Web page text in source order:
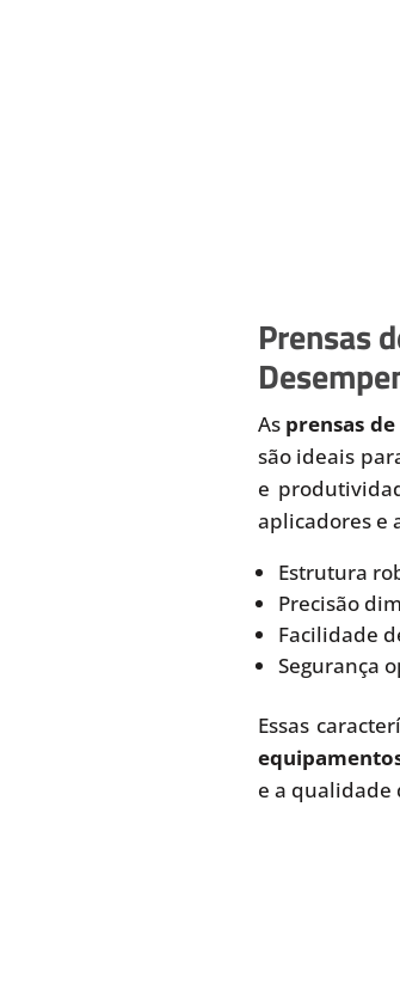
Prensas
As prensas
são ideais
e
aplicadores e
Estrutura
Precisão
Facilidade
Segurança
Essas
e a qualidade